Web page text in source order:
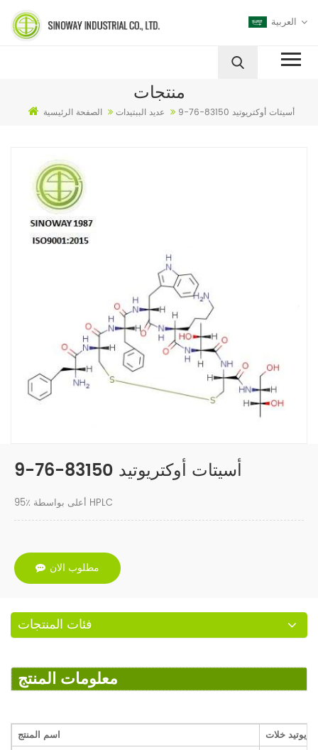
العربية
منتجات
الصفحة الرئيسية عديد الببتيدات أسيتات أوكتريوتيد 83150-76-9
أسيتات أوكتريوتيد 83150-76-9
95٪ أعلى بواسطة HPLC
مطلوب الان
فئات المنتجات
معلومات المنتج
اسم المنتج خلات